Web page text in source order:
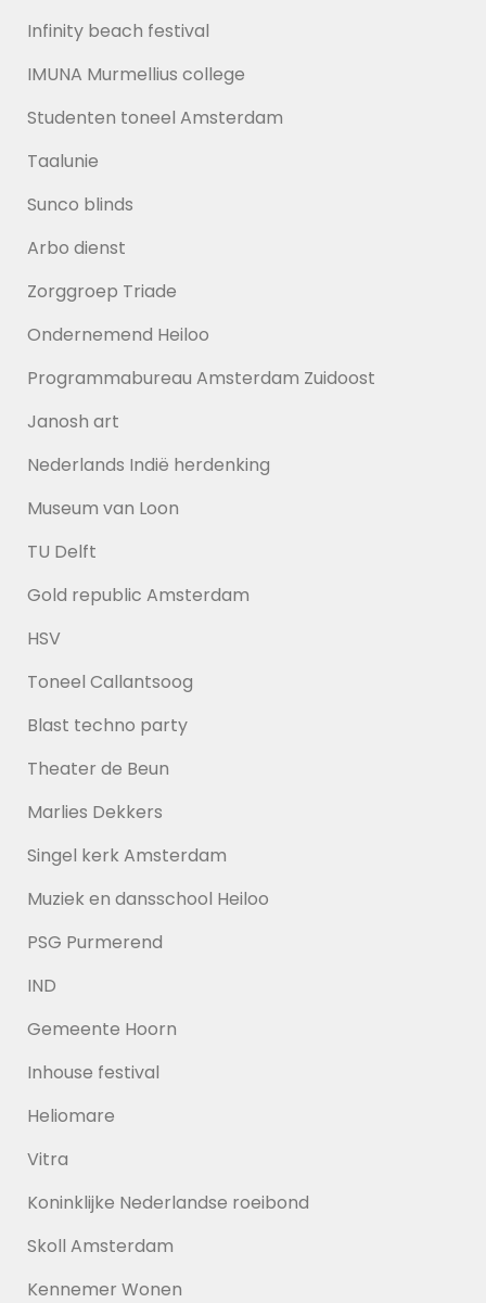
Infinity beach festival
IMUNA Murmellius college
Studenten toneel Amsterdam
Taalunie
Sunco blinds
Arbo dienst
Zorggroep Triade
Ondernemend Heiloo
Programmabureau Amsterdam Zuidoost
Janosh art
Nederlands Indië herdenking
Museum van Loon
TU Delft
Gold republic Amsterdam
HSV
Toneel Callantsoog
Blast techno party
Theater de Beun
Marlies Dekkers
Singel kerk Amsterdam
Muziek en dansschool Heiloo
PSG Purmerend
IND
Gemeente Hoorn
Inhouse festival
Heliomare
Vitra
Koninklijke Nederlandse roeibond
Skoll Amsterdam
Kennemer Wonen